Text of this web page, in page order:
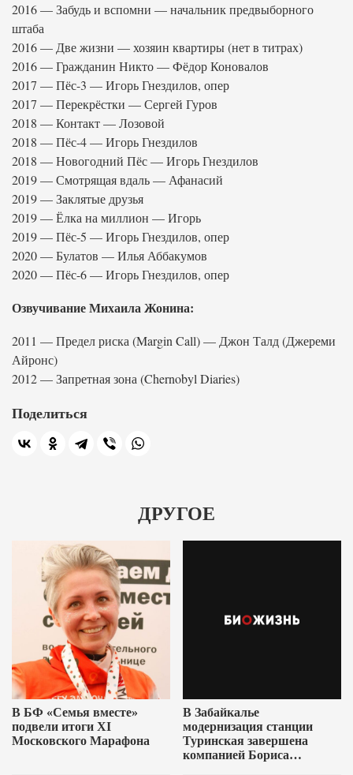
2016 — Забудь и вспомни — начальник предвыборного
штаба
2016 — Две жизни — хозяин квартиры (нет в титрах)
2016 — Гражданин Никто — Фёдор Коновалов
2017 — Пёс-3 — Игорь Гнездилов, опер
2017 — Перекрёстки — Сергей Гуров
2018 — Контакт — Лозовой
2018 — Пёс-4 — Игорь Гнездилов
2018 — Новогодний Пёс — Игорь Гнездилов
2019 — Смотрящая вдаль — Афанасий
2019 — Заклятые друзья
2019 — Ёлка на миллион — Игорь
2019 — Пёс-5 — Игорь Гнездилов, опер
2020 — Булатов — Илья Аббакумов
2020 — Пёс-6 — Игорь Гнездилов, опер
Озвучивание Михаила Жонина:
2011 — Предел риска (Margin Call) — Джон Талд (Джереми
Айронс)
2012 — Запретная зона (Chernobyl Diaries)
Поделиться
ДРУГОЕ
В БФ «Семья вместе»
подвели итоги XI
Московского Марафона
В Забайкалье
модернизация станции
Туринская завершена
компанией Бориса